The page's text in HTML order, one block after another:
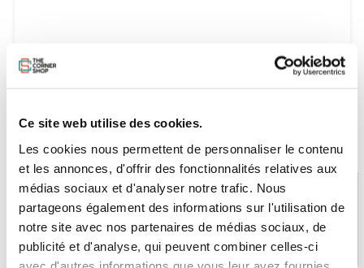
Ce site web utilise des cookies.
Les cookies nous permettent de personnaliser le contenu
et les annonces, d'offrir des fonctionnalités relatives aux
médias sociaux et d'analyser notre trafic. Nous
partageons également des informations sur l'utilisation de
notre site avec nos partenaires de médias sociaux, de
publicité et d'analyse, qui peuvent combiner celles-ci
avec d'autres informations que vous leur avez fournies
PAIEMENT SÉCURISÉ
CB, VISA, Mastercard, ALMA
STOCK EN TEMPS RÉEL
Plus de 5000 produits en stock